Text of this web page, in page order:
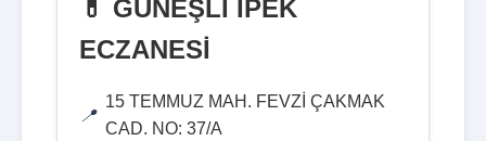
💊 GÜNEŞLİ İPEK
ECZANESİ
15 TEMMUZ MAH. FEVZİ ÇAKMAK
CAD. NO: 37/A